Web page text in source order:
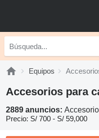
Equipos
Accesorios para
2889 anuncios:
Precio: S/ 700 - S/ 59,000